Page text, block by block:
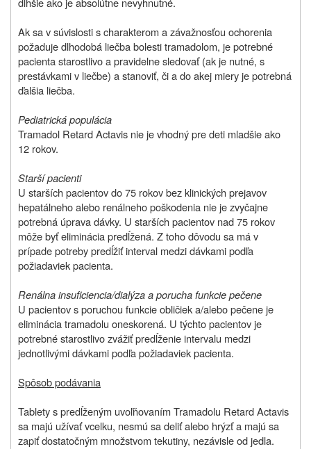
Ak sa v súvislosti s charakterom a závažnosťou ochorenia
požaduje dlhodobá liečba bolesti tramadolom, je potrebné
pacienta starostlivo a pravidelne sledovať (ak je nutné, s
prestávkami v liečbe) a stanoviť, či a do akej miery je potrebná
ďalšia liečba.
Pediatrická populácia
Tramadol Retard Actavis nie je vhodný pre deti mladšie ako
12 rokov.
Starší pacienti
U starších pacientov do 75 rokov bez klinických prejavov
hepatálneho alebo renálneho poškodenia nie je zvyčajne
potrebná úprava dávky. U starších pacientov nad 75 rokov
môže byť eliminácia predĺžená. Z toho dôvodu sa má v
prípade potreby predĺžiť interval medzi dávkami podľa
požiadaviek pacienta.
Renálna insuficiencia/dialýza a porucha funkcie pečene
U pacientov s poruchou funkcie obličiek a/alebo pečene je
eliminácia tramadolu oneskorená. U týchto pacientov je
potrebné starostlivo zvážiť predĺženie intervalu medzi
jednotlivými dávkami podľa požiadaviek pacienta.
Spôsob podávania
Tablety s predĺženým uvoľňovaním Tramadolu Retard Actavis
sa majú užívať vcelku, nesmú sa deliť alebo hrýzť a majú sa
zapiť dostatočným množstvom tekutiny, nezávisle od jedla.